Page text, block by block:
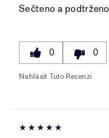
Sečteno a podtrženo
0 0
Nahlásit Tuto Recenzi